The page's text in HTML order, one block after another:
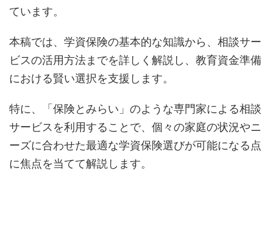
ています。
本稿では、学資保険の基本的な知識から、相談サー
ビスの活用方法までを詳しく解説し、教育資金準備
における賢い選択を支援します。
特に、「保険とみらい」のような専門家による相談
サービスを利用することで、個々の家庭の状況やニ
ーズに合わせた最適な学資保険選びが可能になる点
に焦点を当てて解説します。